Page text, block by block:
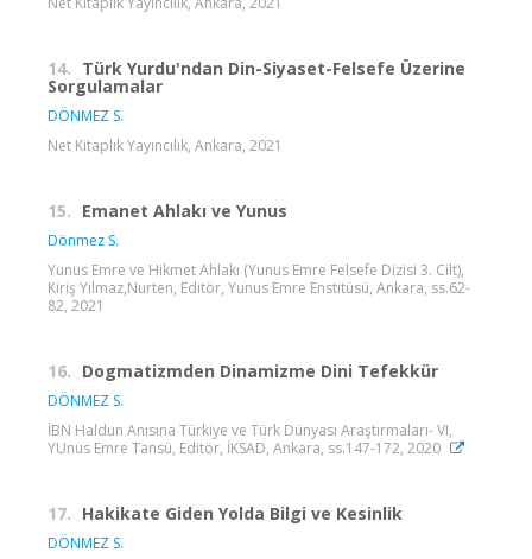
14. Türk Yurdu'ndan Din-Siyaset-Felsefe Üzerine
Sorgulamalar
DÖNMEZ S.
Net Kitaplık Yayıncılık, Ankara, 2021
15. Emanet Ahlakı ve Yunus
Dönmez S.
Yunus Emre ve Hikmet Ahlakı (Yunus Emre Felsefe Dizisi 3. Cilt),
Kiriş Yılmaz,Nurten, Editör, Yunus Emre Enstitüsü, Ankara, ss.62-
82, 2021
16. Dogmatizmden Dinamizme Dini Tefekkür
DÖNMEZ S.
İBN Haldun Anısına Türkiye ve Türk Dünyası Araştırmaları- VI,
YUnus Emre Tansü, Editör, İKSAD, Ankara, ss.147-172, 2020
17. Hakikate Giden Yolda Bilgi ve Kesinlik
DÖNMEZ S.